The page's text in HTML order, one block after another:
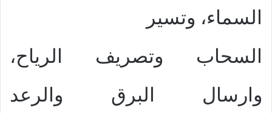
السماء، وتسير
السحاب وتصريف الرياح،
وارسال البرق والرعد